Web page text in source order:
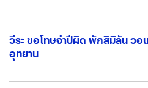
วีระ ขอโทษจำปีผิด พักสิมิลัน วอ
อุทยาน